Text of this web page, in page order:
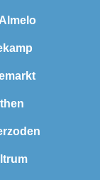
Almelo